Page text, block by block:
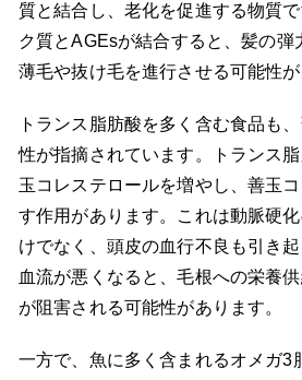
質と結合し、老化を促進する物質
ク質とAGEsが結合すると、髪の弾
薄毛や抜け毛を進行させる可能性が
トランス脂肪酸を多く含む食品も
性が指摘されています。トランス
玉コレステロールを増やし、善玉
す作用があります。これは動脈硬
けでなく、頭皮の血行不良も引き
血流が悪くなると、毛根への栄養
が阻害される可能性があります。
一方で、魚に多く含まれるオメガ3